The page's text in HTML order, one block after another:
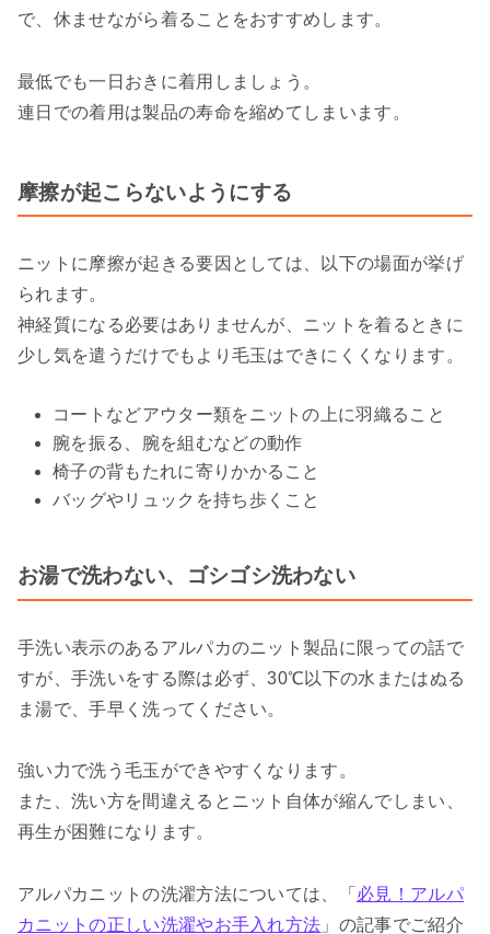
で、休ませながら着ることをおすすめします。
最低でも一日おきに着用しましょう。
連日での着用は製品の寿命を縮めてしまいます。
摩擦が起こらないようにする
ニットに摩擦が起きる要因としては、以下の場面が挙げ
られます。
神経質になる必要はありませんが、ニットを着るときに
少し気を遣うだけでもより毛玉はできにくくなります。
コートなどアウター類をニットの上に羽織ること
腕を振る、腕を組むなどの動作
椅子の背もたれに寄りかかること
バッグやリュックを持ち歩くこと
お湯で洗わない、ゴシゴシ洗わない
手洗い表示のあるアルパカのニット製品に限っての話で
すが、手洗いをする際は必ず、30℃以下の水またはぬる
ま湯で、手早く洗ってください。
強い力で洗う毛玉ができやすくなります。
また、洗い方を間違えるとニット自体が縮んでしまい、
再生が困難になります。
アルパカニットの洗濯方法については、「 必見！アルパ
カニットの正しい洗濯やお手入れ方法 」の記事でご紹介